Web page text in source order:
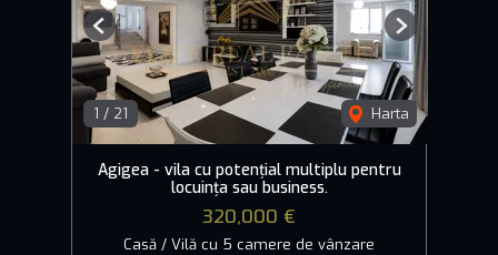
1 / 21 Harta
Previous Next
Agigea - vila cu potențial multiplu pentru
locuința sau business.
320,000 €
Casă / Vilă cu 5 camere de vânzare